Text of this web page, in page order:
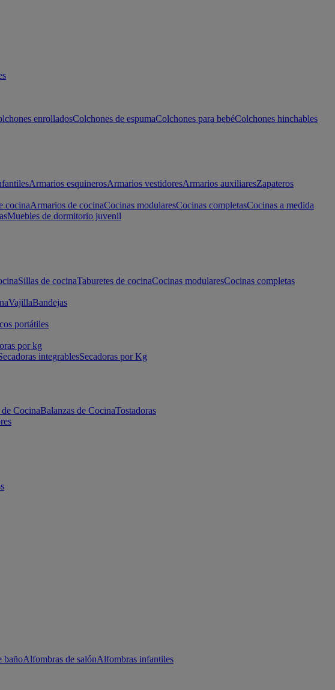
enrolladosColchones de espumaColchones para bebéColchones hinchables
Armarios esquinerosArmarios vestidoresArmarios auxiliaresZapateros
cocinaArmarios de cocinaCocinas modularesCocinas completasCocinas a medida
Muebles de dormitorio juvenil
Sillas de cocinaTaburetes de cocinaCocinas modularesCocinas completas
VajillaBandejas
portátiles
por kg
integrablesSecadoras por Kg
CocinaBalanzas de CocinaTostadoras
bañoAlfombras de salónAlfombras infantiles